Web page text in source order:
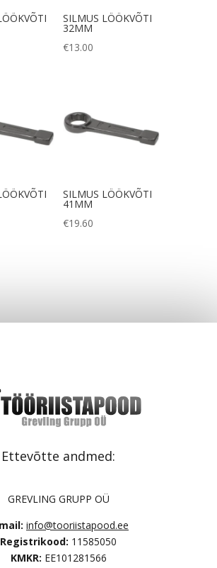
SILMUS LÖÖKVÕTI
32MM
€13.00
SILMUS LÖÖKVÕTI
41MM
€19.60
Ettevõtte andmed:
GREVLING GRUPP OÜ
info@tooriistapood.ee
Registrikood: 11585050
KMKR: EE101281566